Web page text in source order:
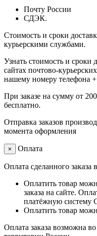
Почту России
СДЭК.
Стоимость и сроки
курьерскими службами.
Узнать стоимость и
сайтах почтово-
нашему номеру телефона
При заказе на сумму от
бесплатно.
Отправка заказов
момента оформления
× Оплата
Оплата сделанного
Оплатить товар
заказа на сайте.
платёжную систему
Оплатить товар
Оплата заказа возможна